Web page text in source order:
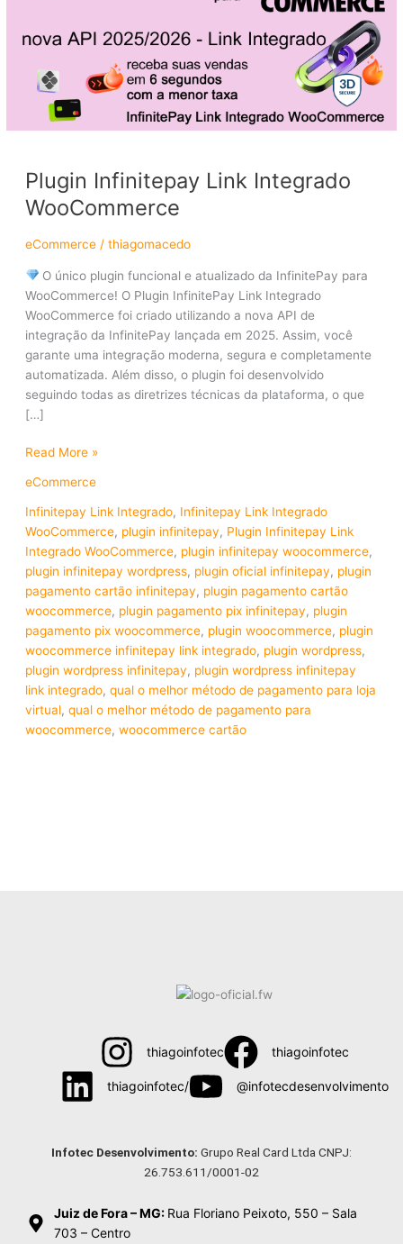
Plugin Infinitepay Link Integrado
WooCommerce
eCommerce/ thiagomacedo
O único plugin funcional e atualizado da InfinitePay para
WooCommerce! O Plugin InfinitePay Link Integrado
WooCommerce foi criado utilizando a nova API de
integração da InfinitePay lançada em 2025. Assim, você
garante uma integração moderna, segura e completamente
automatizada. Além disso, o plugin foi desenvolvido
seguindo todas as diretrizes técnicas da plataforma, o que
[…]
Read More »
eCommerce
Infinitepay Link Integrado, Infinitepay Link Integrado
WooCommerce, plugin infinitepay, Plugin Infinitepay Link
Integrado WooCommerce, plugin infinitepay woocommerce,
plugin infinitepay wordpress, plugin oficial infinitepay, plugin
pagamento cartão infinitepay, plugin pagamento cartão
woocommerce, plugin pagamento pix infinitepay, plugin
pagamento pix woocommerce, plugin woocommerce, plugin
woocommerce infinitepay link integrado, plugin wordpress,
plugin wordpress infinitepay, plugin wordpress infinitepay
link integrado, qual o melhor método de pagamento para loja
virtual, qual o melhor método de pagamento para
woocommerce, woocommerce cartão
thiagoinfotec thiagoinfotec
thiagoinfotec/ @infotecdesenvolvimento
Infotec Desenvolvimento: Grupo Real Card Ltda CNPJ:
26.753.611/0001-02
Juiz de Fora – MG: Rua Floriano Peixoto, 550 – Sala
703 – Centro